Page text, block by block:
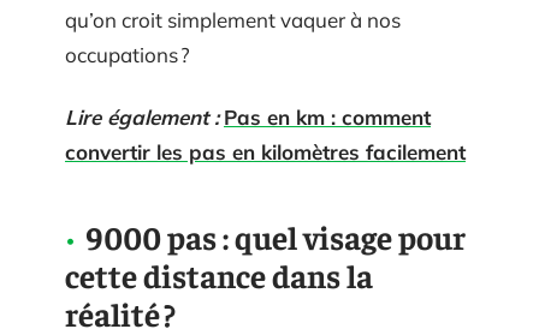
qu’on croit simplement vaquer à nos
occupations ?
Lire également : Pas en km : comment
convertir les pas en kilomètres facilement
9000 pas : quel visage pour
cette distance dans la
réalité ?